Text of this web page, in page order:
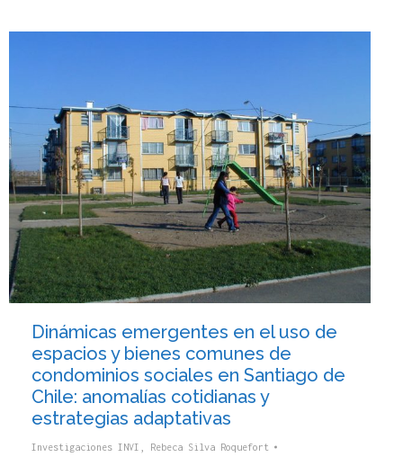
Dinámicas emergentes en el uso de
espacios y bienes comunes de
condominios sociales en Santiago de
Chile: anomalías cotidianas y
estrategias adaptativas
Investigaciones INVI Rebeca Silva Roquefort